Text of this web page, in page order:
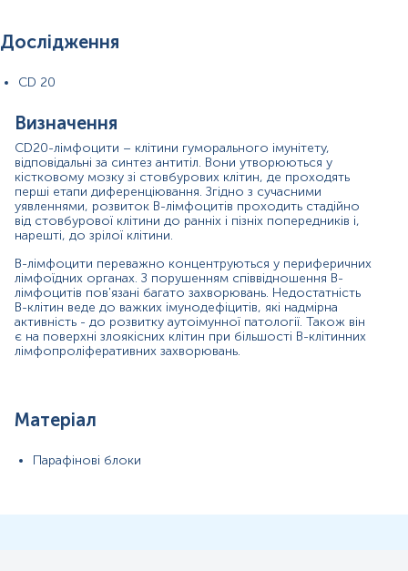
*Одиниці вимірювання, референтні значення та діапазон
тест-систем.
Дослідження
CD 20
Визначення
CD20-лімфоцити – клітини гуморального імунітету,
відповідальні за синтез антитіл. Вони утворюються у
кістковому мозку зі стовбурових клітин, де проходять
перші етапи диференціювання. Згідно з сучасними
уявленнями, розвиток В-лімфоцитів проходить стадійно
від стовбурової клітини до ранніх і пізніх попередників і,
нарешті, до зрілої клітини.
B-лімфоцити переважно концентруються у периферичних
лімфоїдних органах. З порушенням співвідношення В-
лімфоцитів пов'язані багато захворювань. Недостатність
В-клітин веде до важких імунодефіцитів, які надмірна
активність - до розвитку аутоімунної патології. Також він
є на поверхні злоякісних клітин при більшості B-клітинних
лімфопроліферативних захворювань.
Матеріал
Парафінові блоки